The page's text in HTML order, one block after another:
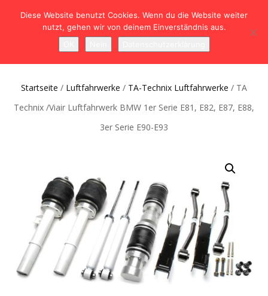
NAVIGATION
0
Startseite / Luftfahrwerke / TA-Technix Luftfahrwerke / TA
Technix /Viair Luftfahrwerk BMW 1er Serie E81, E82, E87, E88,
3er Serie E90-E93
Diese Website benutzt Cookies. Wenn du die Website weiter
nutzt, gehen wir von deinem Einverständnis aus.